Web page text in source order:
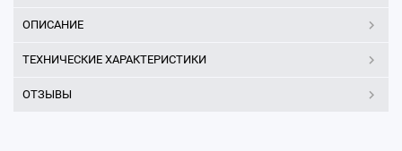
ОПИСАНИЕ
ТЕХНИЧЕСКИЕ ХАРАКТЕРИСТИКИ
ОТЗЫВЫ